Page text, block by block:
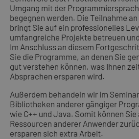
Umgang mit der
begegnen werden. Die Teilnahme
bringt Sie auf ein professionelles
umfangreiche Projekte betreuen
Im Anschluss an diesem
Sie die Programme, an denen Sie
gut verstehen können, was Ihnen
Absprachen ersparen wird.
Außerdem behandeln wir im
Bibliotheken anderer gängiger
wie C++ und Java. Somit können
Ressourcen anderer Anwender
ersparen sich extra Arbeit.